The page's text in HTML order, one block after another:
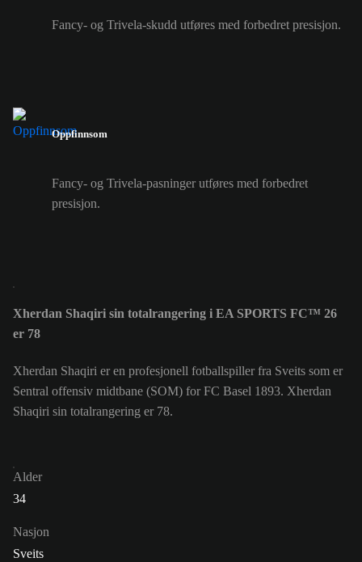
Fancy- og Trivela-skudd utføres med forbedret presisjon.
Oppfinnsom
Fancy- og Trivela-pasninger utføres med forbedret
presisjon.
Xherdan Shaqiri sin totalrangering i EA SPORTS FC™ 26
er 78
Xherdan Shaqiri er en profesjonell fotballspiller fra Sveits som er
Sentral offensiv midtbane (SOM) for FC Basel 1893. Xherdan
Shaqiri sin totalrangering er 78.
Alder
34
Nasjon
Sveits